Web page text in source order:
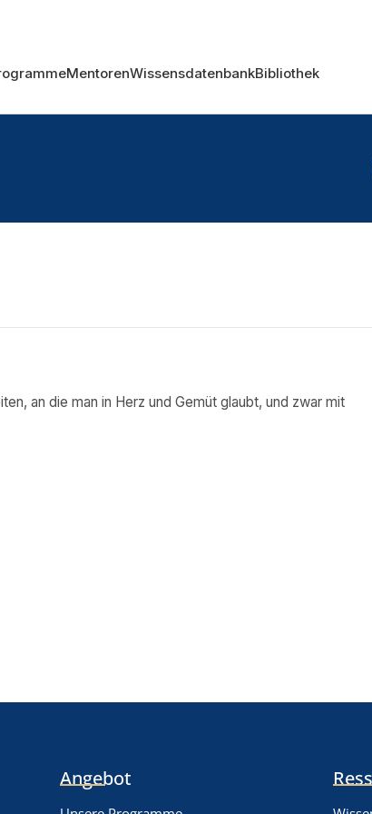
MentorenWissensdatenbankBibliothek
an die man in Herz und Gemüt glaubt, und zwar mit
Angebot